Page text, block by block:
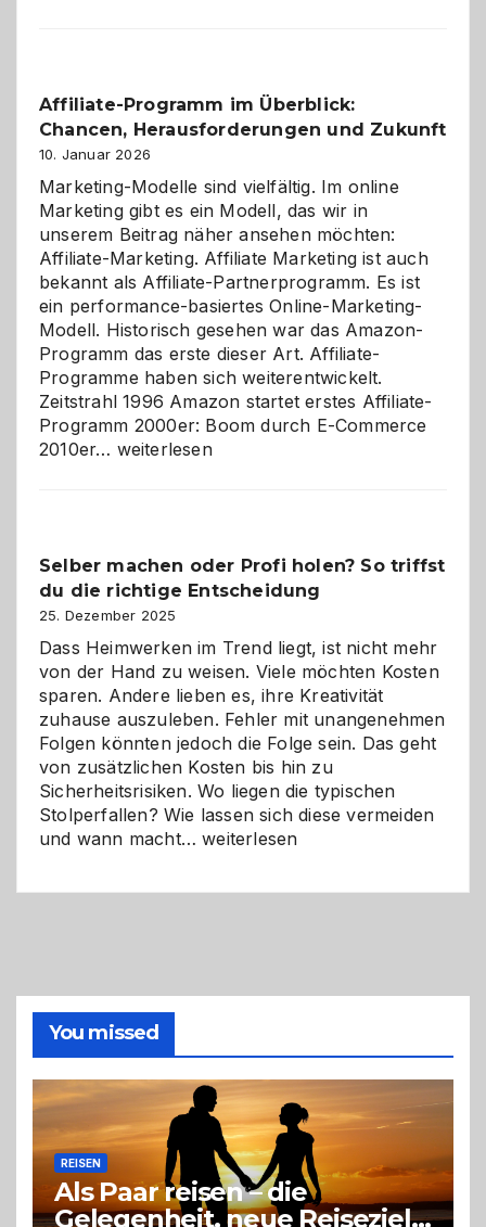
Affiliate-Programm im Überblick:
Chancen, Herausforderungen und Zukunft
10. Januar 2026
Marketing-Modelle sind vielfältig. Im online
Marketing gibt es ein Modell, das wir in
unserem Beitrag näher ansehen möchten:
Affiliate-Marketing. Affiliate Marketing ist auch
bekannt als Affiliate-Partnerprogramm. Es ist
ein performance-basiertes Online-Marketing-
Modell. Historisch gesehen war das Amazon-
Programm das erste dieser Art. Affiliate-
Programme haben sich weiterentwickelt.
Zeitstrahl 1996 Amazon startet erstes Affiliate-
Programm 2000er: Boom durch E-Commerce
2010er… Affiliate-
Herausforderungen
und
Zukunft
weiterlesen
Selber machen oder Profi holen? So triffst
du die richtige Entscheidung
25. Dezember 2025
Dass Heimwerken im Trend liegt, ist nicht mehr
von der Hand zu weisen. Viele möchten Kosten
sparen. Andere lieben es, ihre Kreativität
zuhause auszuleben. Fehler mit unangenehmen
Folgen könnten jedoch die Folge sein. Das geht
von zusätzlichen Kosten bis hin zu
Sicherheitsrisiken. Wo liegen die typischen
Stolperfallen? Wie lassen sich diese vermeiden
und wann macht…Selber
richtige
Entscheidung
weiterlesen
You missed
REISEN
Als Paar reisen – die
Gelegenheit, neue Reiseziele